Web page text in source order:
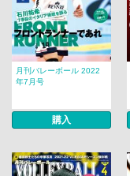
月刊バレーボール 2022
年7月号
購入